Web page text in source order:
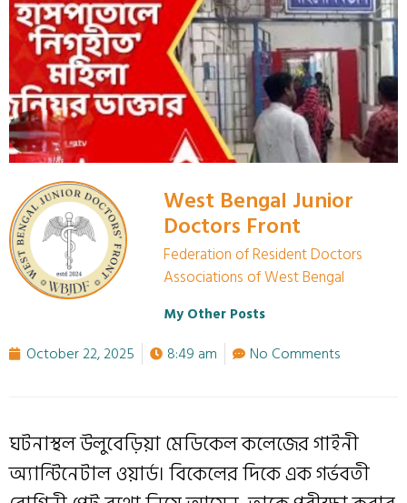
West Bengal Junior
Doctors Front
Federation of Resident Doctors
Associations of West Bengal
My Other Posts
October 22, 2025 8:49 am No Comments
ঘটনাস্থল উলুবেড়িয়া মেডিকেল কলেজের গাইনী
অ্যান্টিনেটাল ওয়ার্ড। বিকেলের দিকে এক গর্ভবতী